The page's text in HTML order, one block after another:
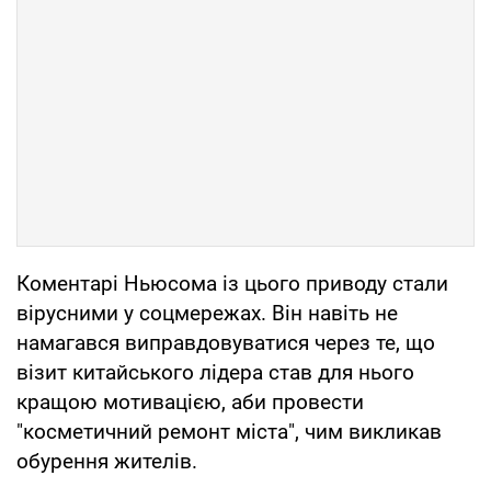
Коментарі Ньюсома із цього приводу стали
вірусними у соцмережах. Він навіть не
намагався виправдовуватися через те, що
візит китайського лідера став для нього
кращою мотивацією, аби провести
"косметичний ремонт міста", чим викликав
обурення жителів.